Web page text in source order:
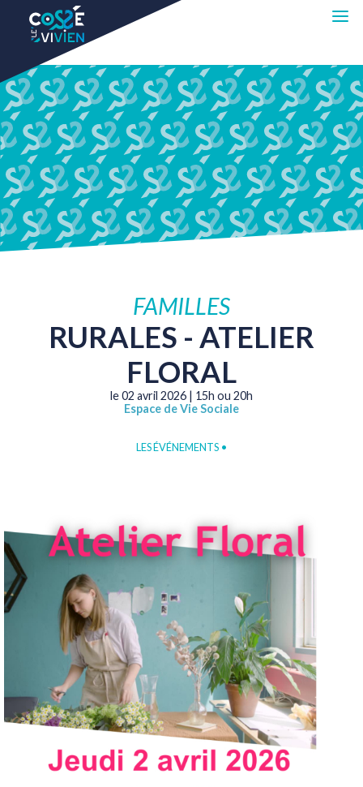
FAMILLES
RURALES - ATELIER
FLORAL
le 02 avril 2026 | 15h ou 20h
Espace de Vie Sociale
LES ÉVÉNEMENTS •